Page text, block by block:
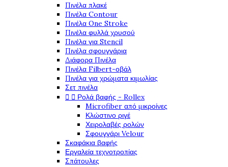
Πινέλα πλακέ
Πινέλα Contour
Πινέλα One Stroke
Πινέλα φυλλά χρυσού
Πινέλα για Stencil
Πινέλα σφουγγάρια
Διάφορα Πινέλα
Πινέλα Filbert-οβάλ
Πινέλα για χρώματα κιμωλίας
Σετ πινέλα
  Ρολά βαφής - Rollex
Microfiber από μικροίνες
Κλώστινο ριγέ
Χειρολαβές ρολών
Σφουγγάρι Velour
Σκαφάκια βαφής
Εργαλεία τεχνοτροπίας
Σπάτουλες